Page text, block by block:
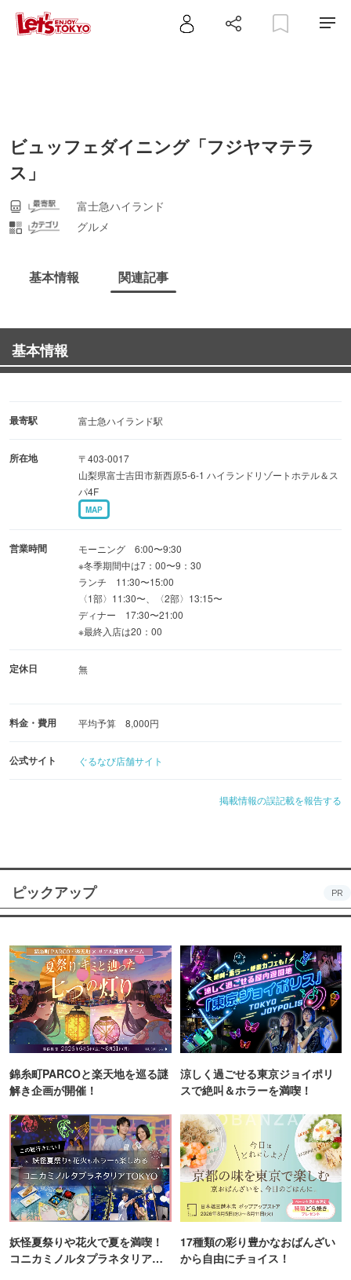
ビュッフェダイニング「フジヤマテラ
ス」
富士急ハイランド
グルメ
基本情報 関連記事
基本情報
最寄駅 富士急ハイランド駅
所在地
〒403-0017
山梨県富士吉田市新西原5-6-1 ハイランドリゾートホテル＆ス
パ4F
MAP
営業時間
モーニング 6:00〜9:30
※冬季期間中は7：00〜9：30
ランチ 11:30〜15:00
〈1部〉11:30〜、〈2部〉13:15〜
ディナー 17:30〜21:00
※最終入店は20：00
定休日 無
料金・費用 平均予算 8,000円
公式サイト ぐるなび店舗サイト
掲載情報の誤記載を報告する
ピックアップ PR
錦糸町PARCOと楽天地を巡る謎
解き企画が開催！
涼しく過ごせる東京ジョイポリ
スで絶叫＆ホラーを満喫！
妖怪夏祭りや花火で夏を満喫！
コニカミノルタプラネタリア
17種類の彩り豊かなおばんざい
から自由にチョイス！